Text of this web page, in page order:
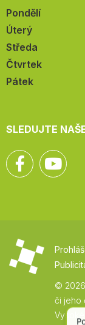
Pondělí
Úterý
Středa
Čtvrtek
Pátek
SLEDUJTE
©
či jeho
Vysoké